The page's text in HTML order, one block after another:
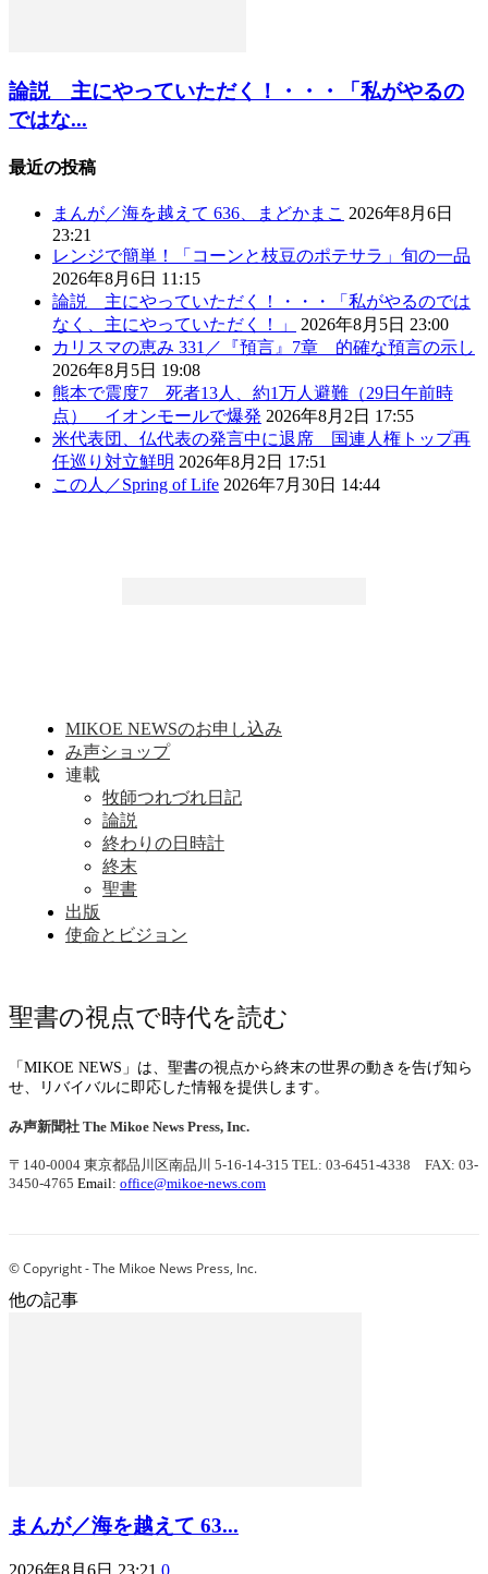
論説 主にやっていただく！・・・「私がやるの
ではな...
最近の投稿
まんが／海を越えて 636、まどかまこ 2026年8月6日
23:21
レンジで簡単！「コーンと枝豆のポテサラ」旬の一品
2026年8月6日 11:15
論説 主にやっていただく！・・・「私がやるのでは
なく、主にやっていただく！」
2026年8月5日 23:00
カリスマの恵み 331／『預言』7章 的確な預言の示し
2026年8月5日 19:08
熊本で震度7 死者13人、約1万人避難（29日午前時
点） イオンモールで爆発 2026年8月2日 17:55
米代表団、仏代表の発言中に退席 国連人権トップ再
任巡り対立鮮明 2026年8月2日 17:51
この人／Spring of Life 2026年7月30日 14:44
MIKOE NEWSのお申し込み
み声ショップ
連載
牧師つれづれ日記
論説
終わりの日時計
終末
聖書
出版
使命とビジョン
聖書の視点で時代を読む
「MIKOE NEWS」は、聖書の視点から終末の世界の動きを告げ知ら
せ、リバイバルに即応した情報を提供します。
み声新聞社 The Mikoe News Press, Inc.
〒140-0004 東京都品川区南品川 5-16-14-315 TEL: 03-6451-4338 FAX: 03-
3450-4765 Email: office@mikoe-news.com
© Copyright - The Mikoe News Press, Inc.
他の記事
まんが／海を越えて 63...